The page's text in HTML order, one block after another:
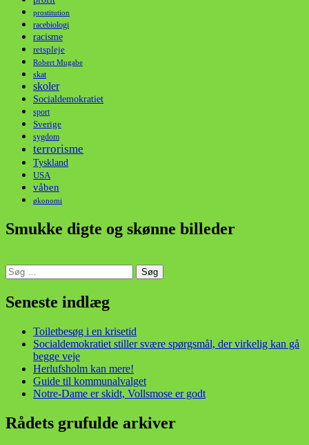
prostitution
racebiologi
racisme
retspleje
Robert Mugabe
skat
skoler
Socialdemokratiet
sport
Sverige
sygdom
terrorisme
Tyskland
USA
våben
økonomi
Smukke digte og skønne billeder
Søg
efter:
Seneste indlæg
Toiletbesøg i en krisetid
Socialdemokratiet stiller svære spørgsmål, der virkelig kan gå
begge veje
Herlufsholm kan mere!
Guide til kommunalvalget
Notre-Dame er skidt, Vollsmose er godt
Rådets grufulde arkiver